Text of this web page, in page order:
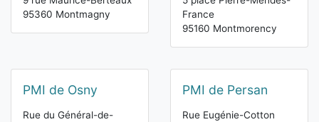
95360 Montmagny
France
95160 Montmorency
PMI de Osny
Rue du Général-de-
PMI de Persan
Rue Eugénie-Cotton